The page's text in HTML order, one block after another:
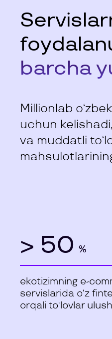
barcha
Millionlab
uchun
va muddatli
> 50 %
ekotizimning e-
servislarida o‘z
orqali to‘lovlar